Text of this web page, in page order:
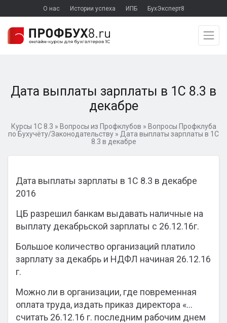
О нас Истории успеха ИПБ БухЭксперт8
Дата выплаты зарплаты в 1С 8.3 в
декабре
Курсы 1С 8.3 » Вопросы из Профклубов » Вопросы Профклуба
по Бухучёту/Законодательству » Дата выплаты зарплаты в 1С
8.3 в декабре
Дата выплаты зарплаты в 1С 8.3 в декабре
2016
ЦБ разрешил банкам выдавать наличные на
выплату декабрьской зарплаты с 26.12.16г.
Большое количество организаций платило
зарплату за декабрь и НДФЛ начиная 26.12.16
г.
Можно ли в организации, где повременная
оплата труда, издать приказ директора «…
считать 26.12.16 г. последним рабочим днем